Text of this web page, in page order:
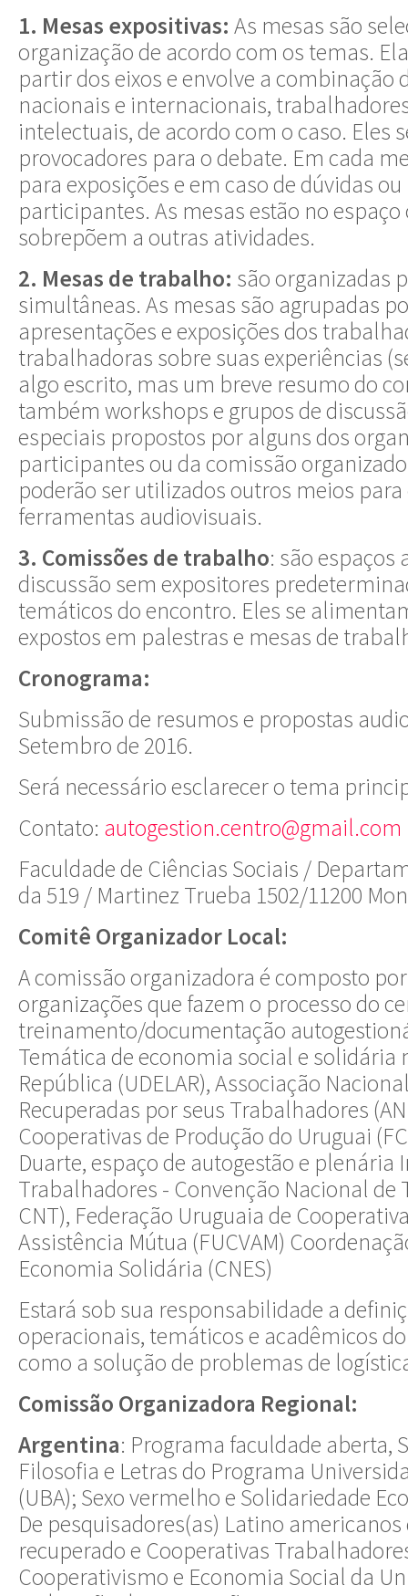
1. Mesas expositivas: As mesas são
organização de acordo com os temas.
partir dos eixos e envolve a combinação
nacionais e internacionais,
intelectuais, de acordo com o caso. Eles
provocadores para o debate. Em cada
para exposições e em caso de dúvidas
participantes. As mesas estão no
sobrepõem a outras atividades.
2. Mesas de trabalho: são organizadas
simultâneas. As mesas são agrupadas
apresentações e exposições dos
trabalhadoras sobre suas experiências
algo escrito, mas um breve resumo do
também workshops e grupos de
especiais propostos por alguns dos
participantes ou da comissão
poderão ser utilizados outros meios
ferramentas audiovisuais.
3. Comissões de trabalho: são espaços
discussão sem expositores
temáticos do encontro. Eles se
expostos em palestras e mesas de
Cronograma:
Submissão de resumos e propostas
Setembro de 2016.
Será necessário esclarecer o tema
Contato: autogestion.centro@gmail.com
Faculdade de Ciências Sociais /
da 519 / Martinez Trueba 1502/11200
Comitê Organizador Local:
A comissão organizadora é composto
organizações que fazem o processo do
treinamento/documentação
Temática de economia social e solidária
República (UDELAR), Associação
Recuperadas por seus Trabalhadores
Cooperativas de Produção do Uruguai
Duarte, espaço de autogestão e plenária
Trabalhadores - Convenção Nacional de
CNT), Federação Uruguaia de
Assistência Mútua (FUCVAM)
Economia Solidária (CNES)
Estará sob sua responsabilidade a
operacionais, temáticos e acadêmicos
como a solução de problemas de
Comissão Organizadora Regional:
Argentina: Programa faculdade aberta,
Filosofia e Letras do Programa
(UBA); Sexo vermelho e Solidariedade
De pesquisadores(as) Latino
recuperado e Cooperativas
Cooperativismo e Economia Social da